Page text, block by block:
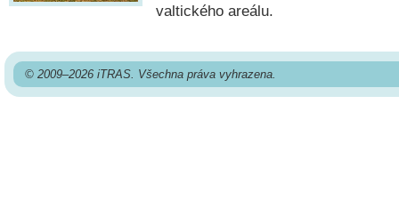
valtického areálu.
© 2009–2026 iTRAS. Všechna práva vyhrazena.